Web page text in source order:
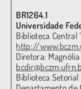
BR1264.1
Universidade
Biblioteca Central
http://
Diretora:
Biblioteca